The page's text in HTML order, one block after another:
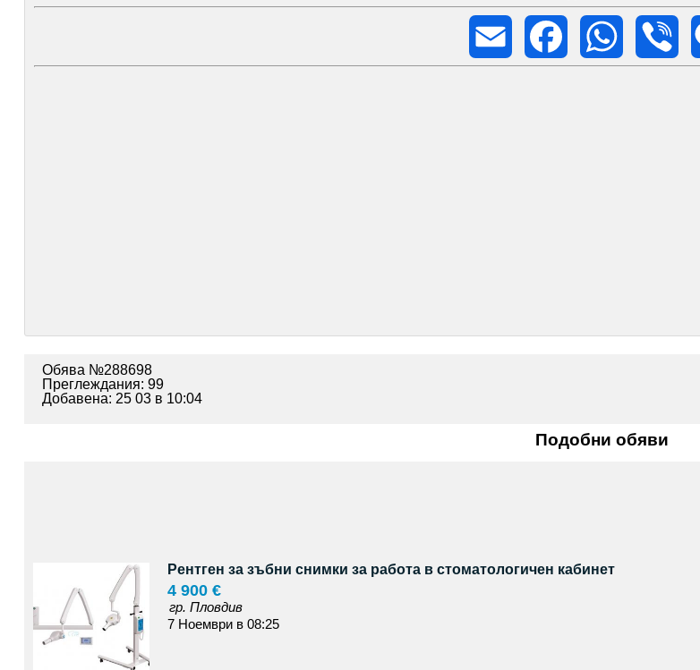
Email
Facebook WhatsApp
Обява №288698
Преглеждания: 99
Добавена: 25 03 в 10:04
Подобни обяви
Рентген за зъбни снимки за работа в стоматологичен кабинет
4 900 €
гр. Пловдив
7 Ноември в 08:25